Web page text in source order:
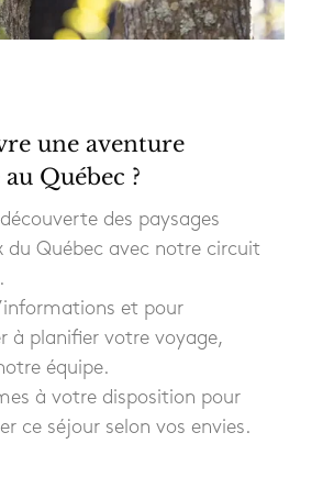
une aventure
Québec ?
des paysages
du Québec avec notre circuit
et pour
à planifier votre voyage,
équipe.
à votre disposition pour
ce séjour selon vos envies.